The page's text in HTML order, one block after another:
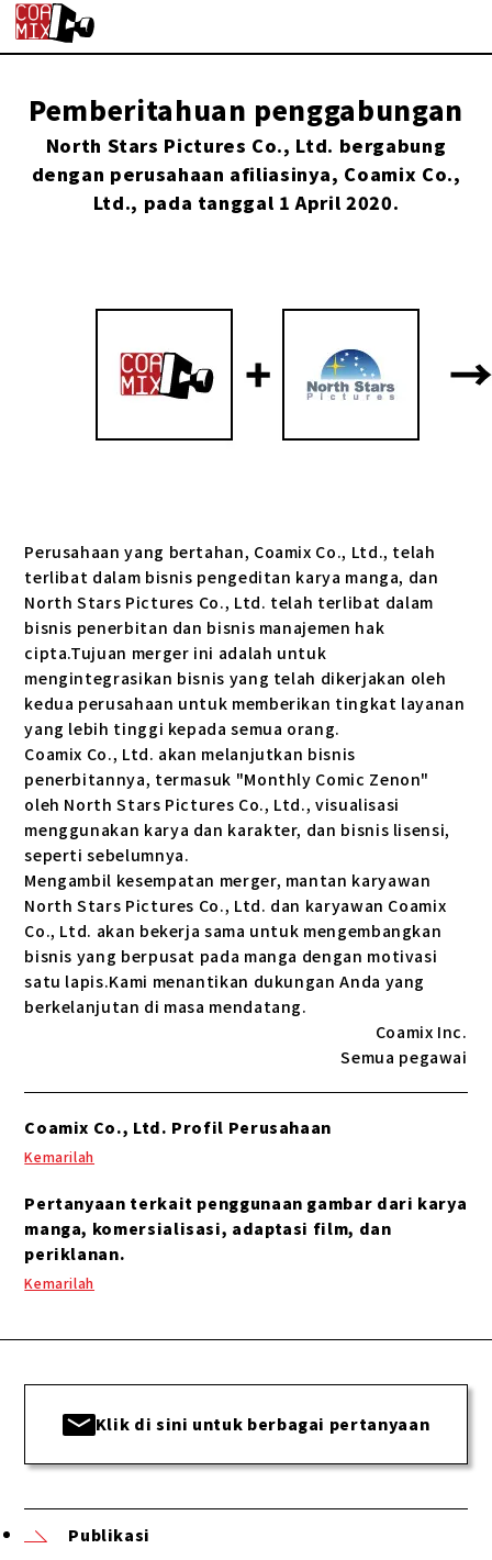
Pemberitahuan penggabungan
North Stars Pictures Co., Ltd. bergabung
dengan perusahaan afiliasinya, Coamix Co.,
Ltd., pada tanggal 1 April 2020.
Perusahaan yang bertahan, Coamix Co., Ltd., telah
terlibat dalam bisnis pengeditan karya manga, dan
North Stars Pictures Co., Ltd. telah terlibat dalam
bisnis penerbitan dan bisnis manajemen hak
cipta.Tujuan merger ini adalah untuk
mengintegrasikan bisnis yang telah dikerjakan oleh
kedua perusahaan untuk memberikan tingkat layanan
yang lebih tinggi kepada semua orang.
Coamix Co., Ltd. akan melanjutkan bisnis
penerbitannya, termasuk "Monthly Comic Zenon"
oleh North Stars Pictures Co., Ltd., visualisasi
menggunakan karya dan karakter, dan bisnis lisensi,
seperti sebelumnya.
Mengambil kesempatan merger, mantan karyawan
North Stars Pictures Co., Ltd. dan karyawan Coamix
Co., Ltd. akan bekerja sama untuk mengembangkan
bisnis yang berpusat pada manga dengan motivasi
satu lapis.Kami menantikan dukungan Anda yang
berkelanjutan di masa mendatang.
Coamix Inc.
Semua pegawai
Coamix Co., Ltd. Profil Perusahaan
Kemarilah
Pertanyaan terkait penggunaan gambar dari karya
manga, komersialisasi, adaptasi film, dan
periklanan.
Kemarilah
Klik di sini untuk berbagai pertanyaan
Publikasi